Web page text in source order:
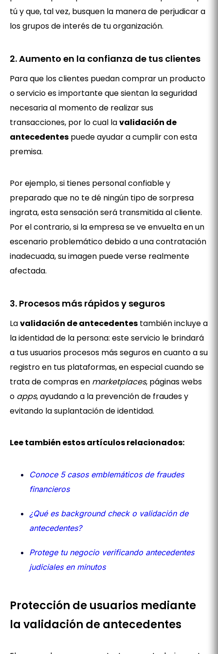
tú y que, tal vez, busquen la manera de perjudicar a
los grupos de interés de tu organización.
2. Aumento en la confianza de tus clientes
Para que los clientes puedan comprar un producto
o servicio es importante que sientan la seguridad
necesaria al momento de realizar sus
transacciones, por lo cual lavalidación de
antecedentes puede ayudar a cumplir con esta
premisa.
Por ejemplo, si tienes personal confiable y
preparado que no te dé ningún tipo de sorpresa
ingrata, esta sensación será transmitida al cliente.
Por el contrario, si la empresa se ve envuelta en un
escenario problemático debido a una contratación
inadecuada, su imagen puede verse realmente
afectada.
3. Procesos más rápidos y seguros
Lavalidación de antecedentes también incluye a
la identidad de la persona: este servicio le brindará
a tus usuarios procesos más seguros en cuanto a su
registro en tus plataformas, en especial cuando se
trata de compras en marketplaces, páginas webs
o apps, ayudando a la prevención de fraudes y
evitando la suplantación de identidad.
Lee también estos artículos relacionados:
Conoce 5 casos emblemáticos de fraudes
financieros
¿Qué es background check o validación de
antecedentes?
Protege tu negocio verificando antecedentes
judiciales en minutos
Protección de usuarios mediante
la validación de antecedentes